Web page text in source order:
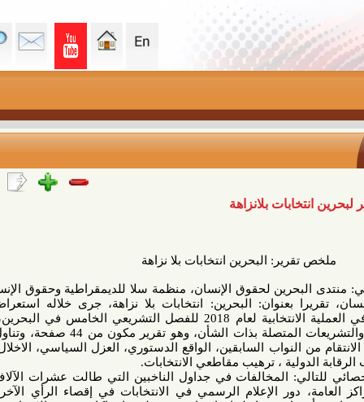
بلانزاهة
البحرين انتخابات بلا نزاهة
لحقوق الإنسان، منظمة سلا للديمقراطية وحقوق الإنسان، معهد
بعنوان: البحرين: انتخابات بلا نزاهة، جرى خلاله استعراض وتحليل
الانتهاكات والخروقات القانونية في العملية الانتخابية لعام 2018 للفصل التشريعي الخامس في البحرين، والتعليق
الحقوقي والقانوني على المواد والتشريعات المتصلة بذات الشأن، وهو تقرير مكون من 44 صفحة، وتناول المحاور
النواب السابقين، الواقع الدستوري، العزل السياسي، الاخلال بالمعايير
، ترهيب مقاطعي الانتخابات.
المخالفات في جداول الناخبين التي طالت عشرات الآلاف، الدوائر
دور الإعلام الرسمي في الانتخابات في إقصاء الرأي الآخر (تلفزيون